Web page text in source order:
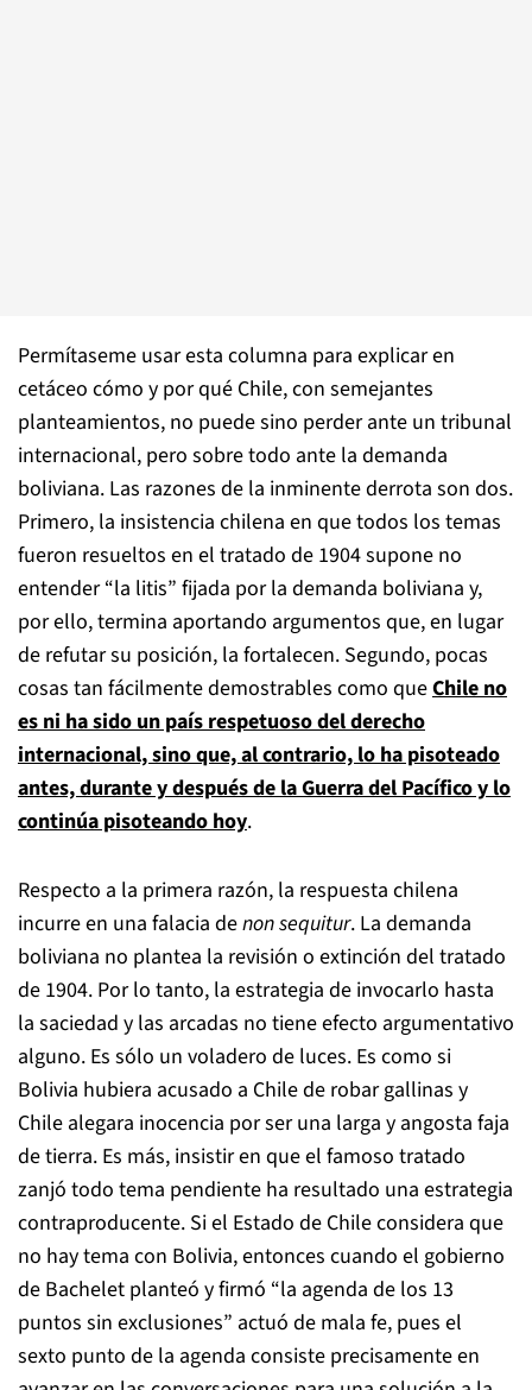
Permítaseme usar esta columna para explicar en
cetáceo cómo y por qué Chile, con semejantes
planteamientos, no puede sino perder ante un tribunal
internacional, pero sobre todo ante la demanda
boliviana. Las razones de la inminente derrota son dos.
Primero, la insistencia chilena en que todos los temas
fueron resueltos en el tratado de 1904 supone no
entender “la litis” fijada por la demanda boliviana y,
por ello, termina aportando argumentos que, en lugar
de refutar su posición, la fortalecen. Segundo, pocas
cosas tan fácilmente demostrables como queChile no
es ni ha sido un país respetuoso del derecho
internacional, sino que, al contrario, lo ha pisoteado
antes, durante y después de la Guerra del Pacífico y lo
continúa pisoteando hoy.
Respecto a la primera razón, la respuesta chilena
incurre en una falacia denon sequitur. La demanda
boliviana no plantea la revisión o extinción del tratado
de 1904. Por lo tanto, la estrategia de invocarlo hasta
la saciedad y las arcadas no tiene efecto argumentativo
alguno. Es sólo un voladero de luces. Es como si
Bolivia hubiera acusado a Chile de robar gallinas y
Chile alegara inocencia por ser una larga y angosta faja
de tierra. Es más, insistir en que el famoso tratado
zanjó todo tema pendiente ha resultado una estrategia
contraproducente. Si el Estado de Chile considera que
no hay tema con Bolivia, entonces cuando el gobierno
de Bachelet planteó y firmó “la agenda de los 13
puntos sin exclusiones” actuó de mala fe, pues el
sexto punto de la agenda consiste precisamente en